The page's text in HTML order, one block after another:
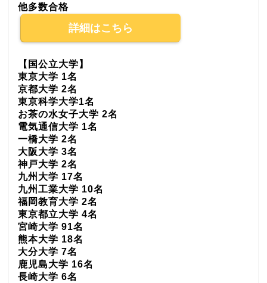
他多数合格
詳細はこちら
【国公立大学】
東京大学 1名
京都大学 2名
東京科学大学1名
お茶の水女子大学 2名
電気通信大学 1名
一橋大学 2名
大阪大学 3名
神戸大学 2名
九州大学 17名
九州工業大学 10名
福岡教育大学 2名
東京都立大学 4名
宮崎大学 91名
熊本大学 18名
大分大学 7名
鹿児島大学 16名
長崎大学 6名